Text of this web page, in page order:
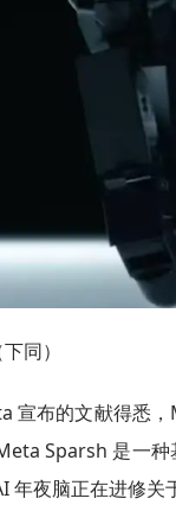
同）
宣布的文献得悉
Sparsh 是一
年夜脑正在进修关